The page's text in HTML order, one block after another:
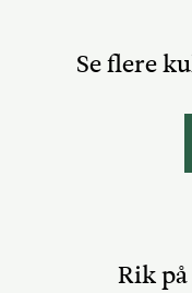
Se flere
Rik